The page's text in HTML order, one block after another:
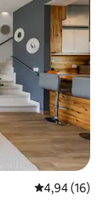
Средна
4,94 (16)